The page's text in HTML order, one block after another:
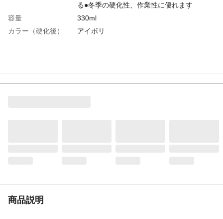
る●冬季の硬化性、作業性に優れます
容量
330ml
カラー（硬化後）
アイボリ
商品説明